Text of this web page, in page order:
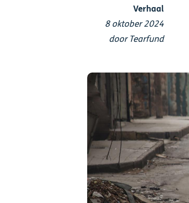
Verhaal
8 oktober 2024
door Tearfund
Afbeelding